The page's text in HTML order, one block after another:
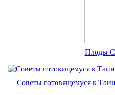
Плоды
Советы готовящемуся к